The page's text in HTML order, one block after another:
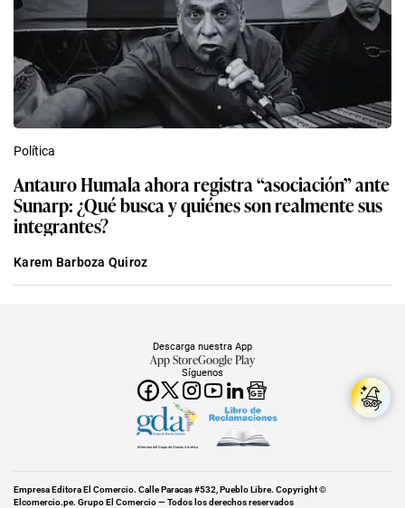
Política
Antauro Humala ahora registra “asociación” ante
Sunarp: ¿Qué busca y quiénes son realmente sus
integrantes?
Karem Barboza Quiroz
Síguenos
Descarga nuestra App
App StoreGoogle Play
Miembro del Grupo de Diarios América
Empresa Editora El Comercio. Calle Paracas #532, Pueblo Libre. Copyright ©
Elcomercio.pe. Grupo El Comercio — Todos los derechos reservados